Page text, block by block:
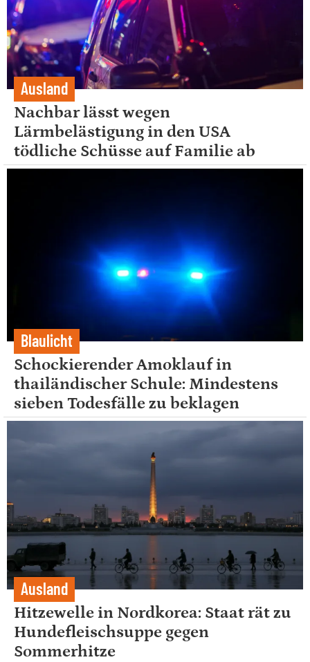
Ausland
Nachbar lässt wegen
Lärmbelästigung in den USA
tödliche Schüsse auf Familie ab
Blaulicht
Schockierender Amoklauf in
thailändischer Schule: Mindestens
sieben Todesfälle zu beklagen
Ausland
Hitzewelle in Nordkorea: Staat rät zu
Hundefleischsuppe gegen
Sommerhitze